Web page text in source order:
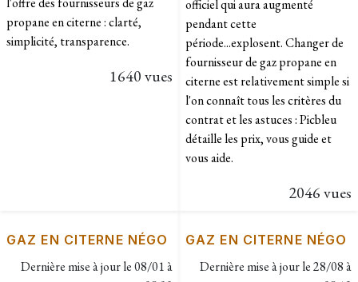
propane en citerne : clarté,
simplicité, transparence.
1640 vues
officiel qui aura augmenté
pendant cette
période...explosent. Changer de
fournisseur de gaz propane en
citerne est relativement simple si
l'on connaît tous les critères du
contrat et les astuces : Picbleu
détaille les prix, vous guide et
vous aide.
2046 vues
GAZ EN CITERNE NÉGO
Dernière mise à jour le08/01 à
GAZ EN CITERNE NÉGO
Dernière mise à jour le28/08 à